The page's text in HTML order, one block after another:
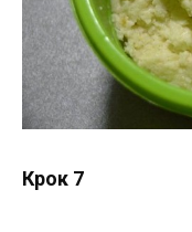
Крок 7